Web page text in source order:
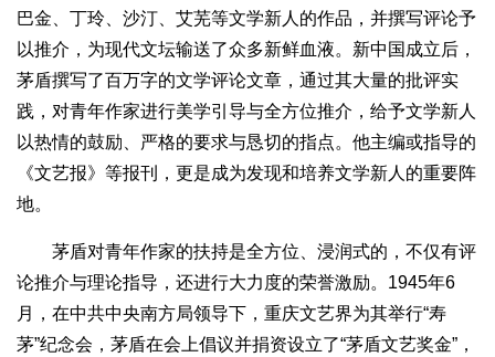
巴金、丁玲、沙汀、艾芜等文学新人的作品，并撰写评论予
以推介，为现代文坛输送了众多新鲜血液。新中国成立后，
茅盾撰写了百万字的文学评论文章，通过其大量的批评实
践，对青年作家进行美学引导与全方位推介，给予文学新人
以热情的鼓励、严格的要求与恳切的指点。他主编或指导的
《文艺报》等报刊，更是成为发现和培养文学新人的重要阵
地。
茅盾对青年作家的扶持是全方位、浸润式的，不仅有评
论推介与理论指导，还进行大力度的荣誉激励。1945年6
月，在中共中央南方局领导下，重庆文艺界为其举行“寿
茅”纪念会，茅盾在会上倡议并捐资设立了“茅盾文艺奖金”，